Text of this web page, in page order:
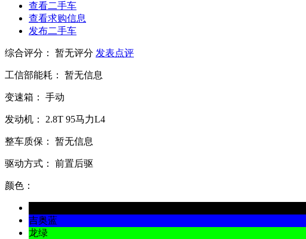
查看二手车
查看求购信息
发布二手车
综合评分： 暂无评分 发表点评
工信部能耗： 暂无信息
变速箱： 手动
发动机： 2.8T 95马力L4
整车质保： 暂无信息
驱动方式： 前置后驱
颜色：
吉奥蓝
龙绿